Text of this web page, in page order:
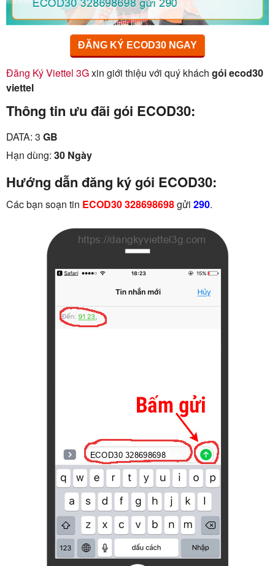
ĐĂNG KÝ ECOD30 NGAY
Đăng Ký Viettel 3Gxin giới thiệu với quý khách gói ecod30
viettel
Thông tin ưu đãi gói ECOD30:
DATA: 3 GB
Hạn dùng: 30 Ngày
Hướng dẫn đăng ký gói ECOD30:
Các bạn soạn tin ECOD30 328698698gửi 290.